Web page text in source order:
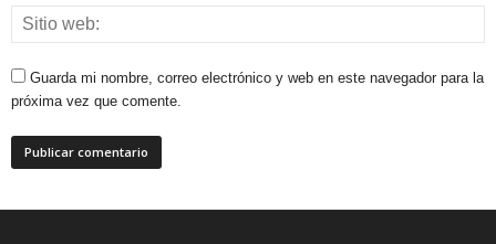
Guarda mi nombre, correo electrónico y web en este navegador para la
próxima vez que comente.